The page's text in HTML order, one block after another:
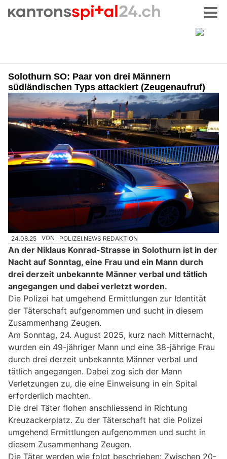
Solothurn SO: Paar von drei Männern
südländischen Typs attackiert (Zeugenaufruf)
24.08.25 VON POLIZEI.NEWS REDAKTION
An der Niklaus Konrad-Strasse in Solothurn ist in der
Nacht auf Sonntag, eine Frau und ein Mann durch
drei derzeit unbekannte Männer verbal und tätlich
angegangen und dabei verletzt worden.
Die Polizei hat umgehend Ermittlungen zur Identität
der Täterschaft aufgenommen und sucht in diesem
Zusammenhang Zeugen.
Am Sonntag, 24. August 2025, kurz nach Mitternacht,
wurden ein 49-jähriger Mann und eine 38-jährige Frau
durch drei derzeit unbekannte Männer verbal und
tätlich angegangen. Dabei zog sich der Mann
Verletzungen zu, die eine Einweisung in ein Spital
erforderlich machten.
Die drei Täter flohen anschliessend in Richtung
Kreuzackerplatz. Zu der Täterschaft hat die Polizei
umgehend Ermittlungen aufgenommen und sucht in
diesem Zusammenhang Zeugen.
Die Täter werden wie folgt beschrieben: Zwischen 20-